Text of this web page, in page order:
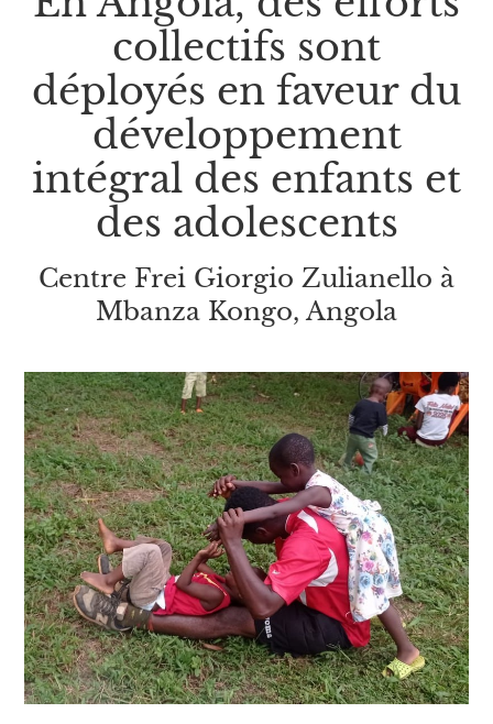
collectifs sont
déployés en faveur du
développement
intégral des enfants et
des adolescents
Centre Frei Giorgio Zulianello à
Mbanza Kongo, Angola